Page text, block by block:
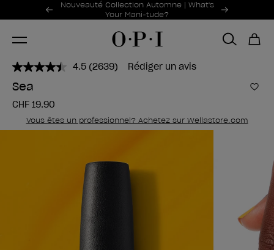
Offres promotionnelles
Nouveauté Collection Automne | What's
Your Mani-tude?
Item 1 of 2
4.5 Lire
la
même
(2639) Rédiger un avis
Sea
CHF 19.90
Vous êtes un professionnel? Achetez sur Wellastore.com